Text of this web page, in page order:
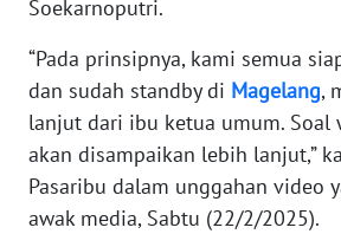
Soekarnoputri.
“Pada prinsipnya, kami semua
dan sudah standby di Magelang,
lanjut dari ibu ketua umum. Soal
akan disampaikan lebih lanjut,”
Pasaribu dalam unggahan video
awak media, Sabtu (22/2/2025).
Regional
SUMUT
WN
JAKARTA